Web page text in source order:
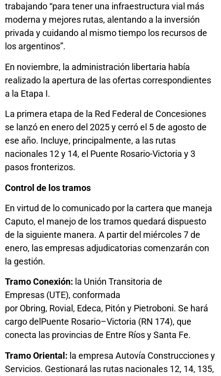
trabajando “para tener una infraestructura vial más
moderna y mejores rutas, alentando a la inversión
privada y cuidando al mismo tiempo los recursos de
los argentinos”.
En noviembre, la administración libertaria había
realizado la apertura de las ofertas correspondientes
a la Etapa I.
La primera etapa de la Red Federal de Concesiones
se lanzó en enero del 2025 y cerró el 5 de agosto de
ese año. Incluye, principalmente, a las rutas
nacionales 12 y 14, el Puente Rosario-Victoria y 3
pasos fronterizos.
Control de los tramos
En virtud de lo comunicado por la cartera que maneja
Caputo, el manejo de los tramos quedará dispuesto
de la siguiente manera. A partir del miércoles 7 de
enero, las empresas adjudicatorias comenzarán con
la gestión.
Tramo Conexión: la Unión Transitoria de
Empresas (UTE), conformada
por Obring, Rovial, Edeca, Pitón y Pietroboni. Se hará
cargo delPuente Rosario–Victoria (RN 174), que
conecta las provincias de Entre Ríos y Santa Fe.
Tramo Oriental: la empresa Autovía Construcciones y
Servicios. Gestionará las rutas nacionales 12, 14, 135,